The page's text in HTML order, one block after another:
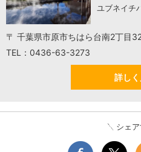
ユブネイチ
〒 千葉県市原市ちはら台南2丁目
TEL：0436-63-3273
詳し
シェ